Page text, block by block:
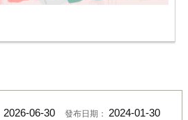
2026-06-30 發布日期： 2024-01-30